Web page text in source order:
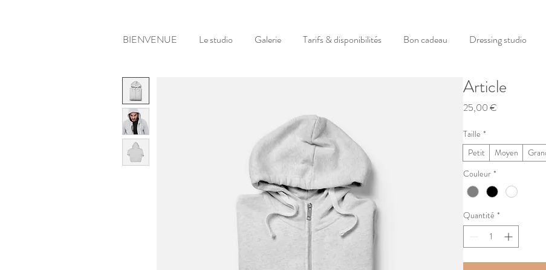
BIENVENUE Le studio Galerie Tarifs & disponibilités Bon cadeau Dressing studio
Article
25,00 €
Taille *
Petit
Moyen
Couleur *
Quantité *